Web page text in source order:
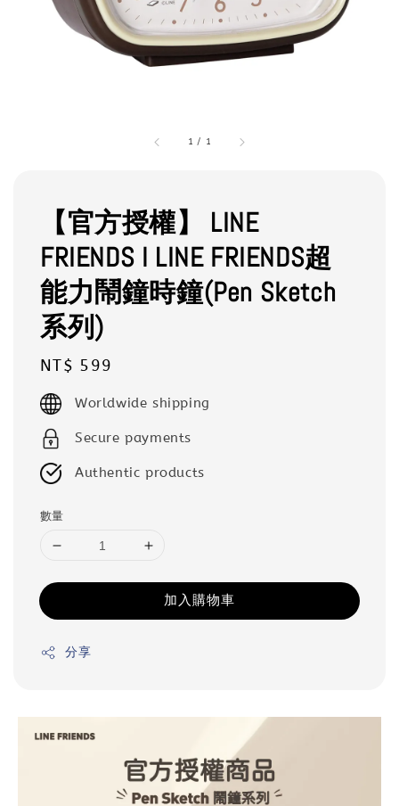
1 / 1
【官方授權】 LINE
FRIENDS l LINE FRIENDS超
能力鬧鐘時鐘(Pen Sketch
系列)
Regular
price
NT$ 599
Worldwide shipping
Secure payments
Authentic products
數量
加入購物車
分享